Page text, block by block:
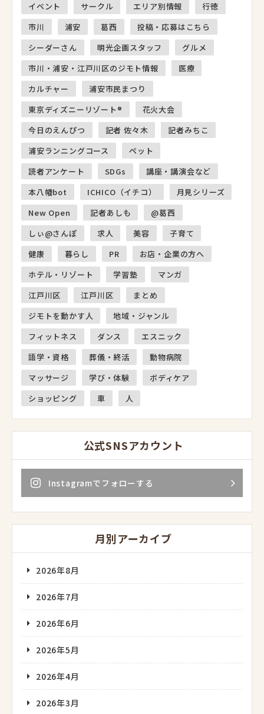
イベント
サークル エリア別情報
行徳
市川
浦安 葛西
投稿・応募はこちら
シーダーさん
明光企画スタッフ
グルメ
市川・浦安・江戸川区のジモト情報
医療
カルチャー
浦安市民まつり
東京ディズニーリゾート®
花火大会
今日のえんぴつ
記者 佐々木
記者みちこ
浦安ランニングコース
ペット
読者アンケート
SDGs
講座・講演会など
本八幡bot
ICHICO（イチコ）
月見シリーズ
New Open
記者あしも
@葛西
しぃ@さんぽ
求人 美容
子育て
健康
暮らし PR
お店・企業の方へ
ホテル・リゾート
学習塾
マンガ
江戸川区
江戸川区
まとめ
ジモトを動かす人
地域・ジャンル
フィットネス
ダンス
エスニック
語学・資格
葬儀・終活
動物病院
マッサージ
学び・体験
ボディケア
ショッピング
車 人
公式SNSアカウント
Instagramでフォローする
月別アーカイブ
2026年8月
2026年7月
2026年6月
2026年5月
2026年4月
2026年3月